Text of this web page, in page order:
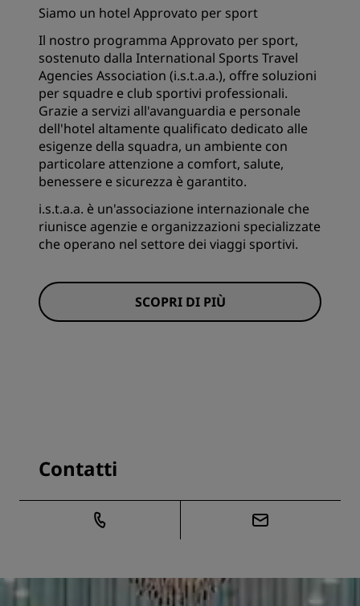
Siamo un hotel Approvato per sport
Il nostro programma Approvato per sport,
sostenuto dalla International Sports Travel
Agencies Association (i.s.t.a.a.), offre soluzioni
per squadre e club sportivi professionali.
Grazie a servizi all'avanguardia e personale
dell'hotel altamente qualificato dedicato alle
esigenze della squadra, un ambiente con
particolare attenzione a comfort, salute,
benessere e sicurezza è garantito.
i.s.t.a.a. è un'associazione internazionale che
riunisce agenzie e organizzazioni specializzate
che operano nel settore dei viaggi sportivi.
SCOPRI DI PIÙ
Contatti